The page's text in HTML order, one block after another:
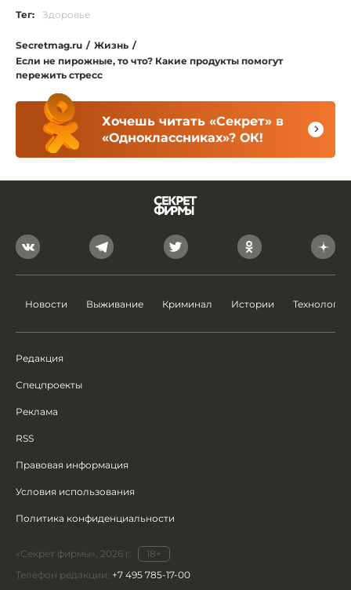
Тег: Здоровье
Secretmag.ru / Жизнь /
Если не пирожные, то что? Какие продукты помогут
пережить стресс
Хочешь читать «Секрет» в
«Одноклассниках»? ОК!
Новости Выживание Криминал Истории Технологии
Редакция
Спецпроекты
Реклама
RSS
Правовая информация
Условия использования
Политика конфиденциальности
«Секрет фирмы», 2026 г.
18+
Телефон редакции: +7 495 785-17-00